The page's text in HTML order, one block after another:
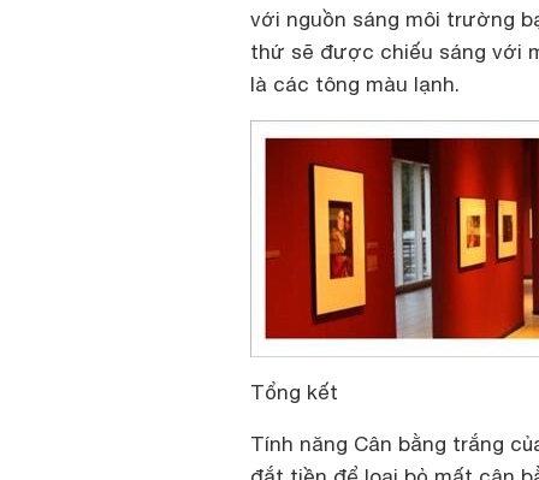
với nguồn sáng môi trường
thứ sẽ được chiếu sáng với
là các tông màu lạnh.
Tổng kết
Tính năng Cân bằng trắng